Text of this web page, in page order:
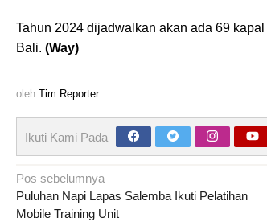
Tahun 2024 dijadwalkan akan ada 69
Bali. (Way)
oleh Tim Reporter
Ikuti Kami Pada
Navigasi
pos
Pos sebelumnya
Puluhan Napi Lapas Salemba Ikuti Pelatihan
Mobile Training Unit